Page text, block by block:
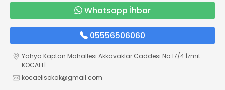
Whatsapp İhbar
05556506060
Yahya Kaptan Mahallesi Akkavaklar Caddesi No:17/4 İzmit-
KOCAELİ
kocaelisokak@gmail.com